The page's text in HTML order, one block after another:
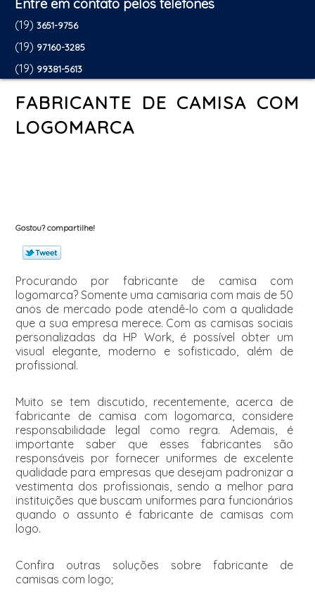
Entre em contato pelos telefones
(19) 3651-9756
(19) 97160-3285
(19) 99381-5613
FABRICANTE DE CAMISA COM
LOGOMARCA
Gostou? compartilhe!
Procurando por fabricante de camisa com
logomarca? Somente uma camisaria com mais de 50
anos de mercado pode atendê-lo com a qualidade
que a sua empresa merece. Com as camisas sociais
personalizadas da HP Work, é possível obter um
visual elegante, moderno e sofisticado, além de
profissional.
Muito se tem discutido, recentemente, acerca de
fabricante de camisa com logomarca, considere
responsabilidade legal como regra. Ademais, é
importante saber que esses fabricantes são
responsáveis por fornecer uniformes de excelente
qualidade para empresas que desejam padronizar a
vestimenta dos profissionais, sendo a melhor para
instituições que buscam uniformes para funcionários
quando o assunto é fabricante de camisas com
logo.
Confira outras soluções sobre fabricante de
camisas com logo;